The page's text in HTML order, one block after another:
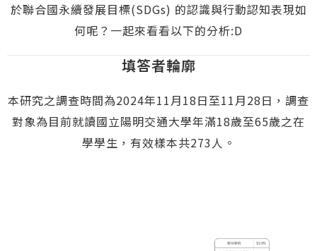
於聯合國永續發展目標(SDGs) 的認識與行動認知表現如
何呢？一起來看看以下的分析:D
填答者輪廓
本研究之調查時間為2024年11月18日至11月28日，調查
對象為目前就讀國立陽明交通大學年滿18歲至65歲之在
學學生，有效樣本共273人。